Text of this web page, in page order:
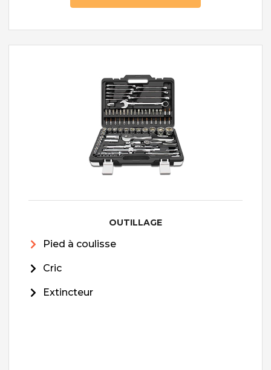
OUTILLAGE
Pied à coulisse
Cric
Extincteur